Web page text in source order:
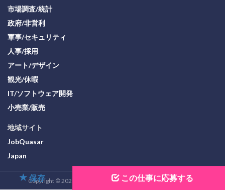
保存 この仕事に応募する
市場調査/統計
政府/非営利
軍事/セキュリティ
人事/採用
アート/デザイン
観光/休暇
IT/ソフトウェア開発
小売業/販売
地域サイト
JobQuasar
Japan
Copyright © 2026 JobQuasar Organization. All Rights Reserved.